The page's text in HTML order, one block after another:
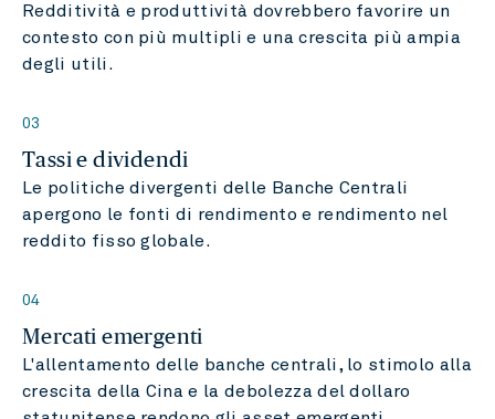
Redditività e produttività dovrebbero favorire un
contesto con più multipli e una crescita più ampia
degli utili.
03
Tassi e dividendi
Le politiche divergenti delle Banche Centrali
apergono le fonti di rendimento e rendimento nel
reddito fisso globale.
04
Mercati emergenti
L'allentamento delle banche centrali, lo stimolo alla
crescita della Cina e la debolezza del dollaro